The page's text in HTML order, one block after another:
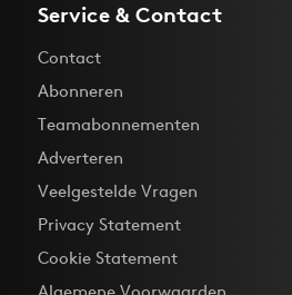
Service & Contact
Contact
Abonneren
Teamabonnementen
Adverteren
Veelgestelde Vragen
Privacy Statement
Cookie Statement